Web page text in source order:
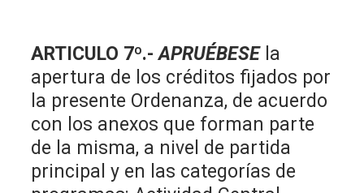
ARTICULO 7º.- APRUÉBESEla
apertura de los créditos fijados por
la presente Ordenanza, de acuerdo
con los anexos que forman parte
de la misma, a nivel de partida
principal y en las categorías de